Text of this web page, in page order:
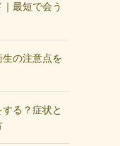
最短で会う
の注意点を
る？症状と